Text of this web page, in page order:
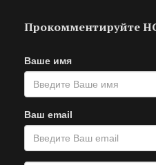
Прокомментируйте
Ваше имя
Ваш email